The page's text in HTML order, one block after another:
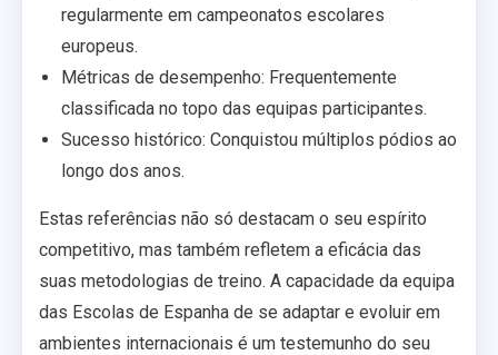
regularmente em campeonatos escolares
europeus.
Métricas de desempenho: Frequentemente
classificada no topo das equipas participantes.
Sucesso histórico: Conquistou múltiplos pódios ao
longo dos anos.
Estas referências não só destacam o seu espírito
competitivo, mas também refletem a eficácia das
suas metodologias de treino. A capacidade da equipa
das Escolas de Espanha de se adaptar e evoluir em
ambientes internacionais é um testemunho do seu